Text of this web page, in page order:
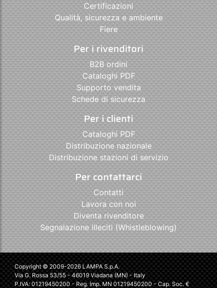
Certificazioni
Qualità, sicurezza e ambiente
Fiere
Per i rivenditori
B2B ordini
Cataloghi PDF
Supporto vendita
Schede di sicurezza
Per i clienti
Cataloghi PDF
Distribuzione nazionale
Distribuzione stazioni di servizio
Per contattarci
Contatti
Lavora con noi
Diventa rivenditore
Segnalazione illeciti (Whistleblowing)
Copyright © 2009-2026 LAMPA S.p.A.
Via G. Rossa 53/55 - 46019 Viadana (MN) - Italy
P.IVA: 01219450200 - Reg. Imp. MN 01219450200 - Cap. Soc. €